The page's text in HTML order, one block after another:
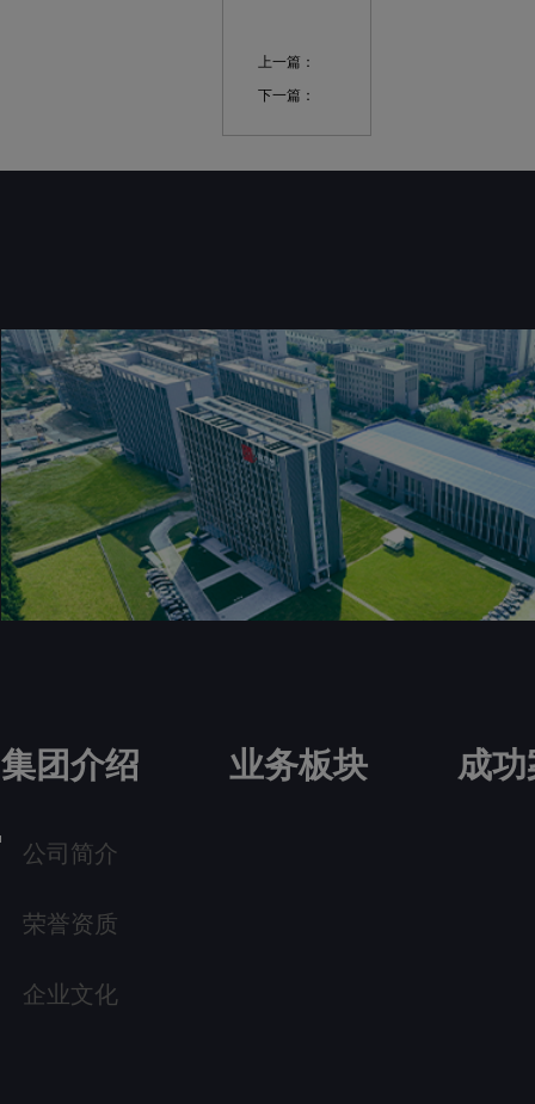
上一篇：
下一篇：
集团介绍
公司简介
荣誉资质
企业文化
业务板块 成